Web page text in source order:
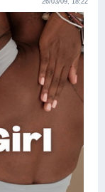
26/03/09, 18:22